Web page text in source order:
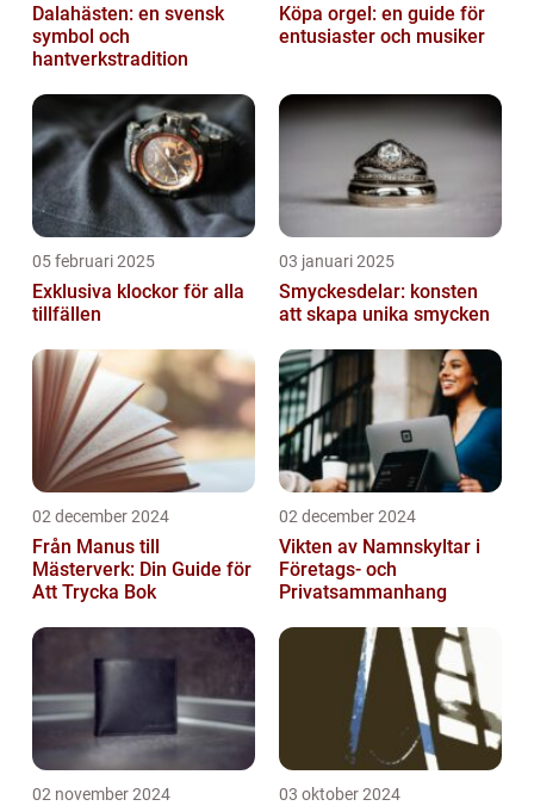
Dalahästen: en svensk
symbol och
hantverkstradition
Köpa orgel: en guide för
entusiaster och musiker
05 februari 2025
Exklusiva klockor för alla
tillfällen
03 januari 2025
Smyckesdelar: konsten
att skapa unika smycken
02 december 2024
Från Manus till
Mästerverk: Din Guide för
Att Trycka Bok
02 december 2024
Vikten av Namnskyltar i
Företags- och
Privatsammanhang
02 november 2024 03 oktober 2024